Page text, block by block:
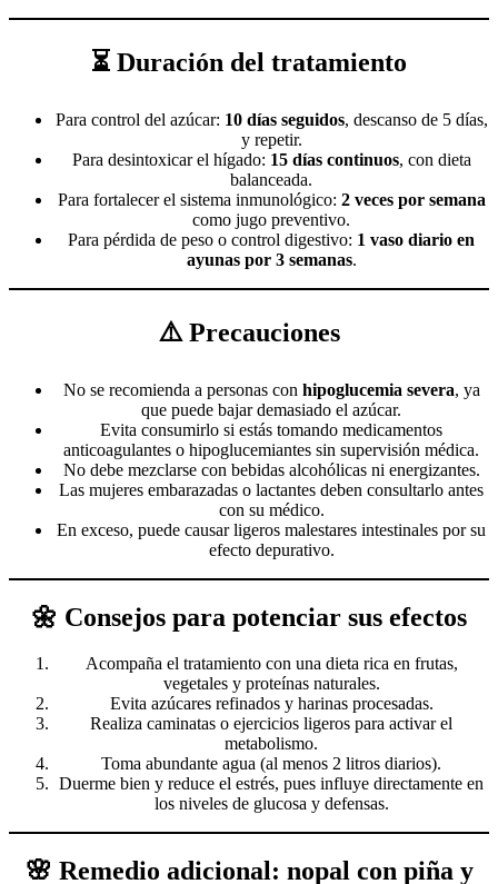
⏳ Duración del tratamiento
Para control del azúcar: 10 días seguidos, descanso de 5 días,
y repetir.
Para desintoxicar el hígado: 15 días continuos, con dieta
balanceada.
Para fortalecer el sistema inmunológico: 2 veces por semana
como jugo preventivo.
Para pérdida de peso o control digestivo: 1 vaso diario en
ayunas por 3 semanas.
⚠️ Precauciones
No se recomienda a personas con hipoglucemia severa, ya
que puede bajar demasiado el azúcar.
Evita consumirlo si estás tomando medicamentos
anticoagulantes o hipoglucemiantes sin supervisión médica.
No debe mezclarse con bebidas alcohólicas ni energizantes.
Las mujeres embarazadas o lactantes deben consultarlo antes
con su médico.
En exceso, puede causar ligeros malestares intestinales por su
efecto depurativo.
🌼 Consejos para potenciar sus efectos
Acompaña el tratamiento con una dieta rica en frutas,
vegetales y proteínas naturales.
Evita azúcares refinados y harinas procesadas.
Realiza caminatas o ejercicios ligeros para activar el
metabolismo.
Toma abundante agua (al menos 2 litros diarios).
Duerme bien y reduce el estrés, pues influye directamente en
los niveles de glucosa y defensas.
🌸 Remedio adicional: nopal con piña y